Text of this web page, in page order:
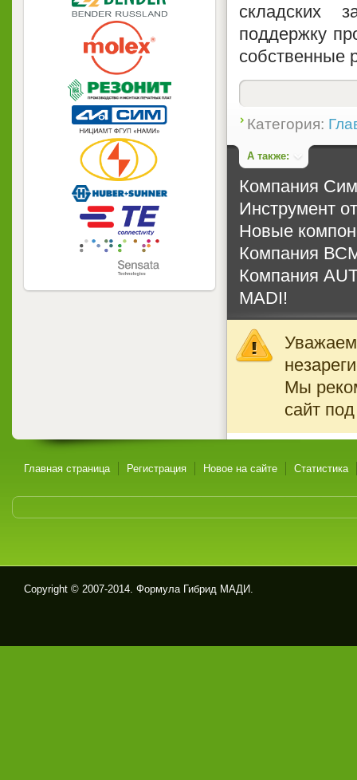
складских
поддержку
собственные
Категория:
А также:
Компания
Инструмент
Новые
Компания
Компания
MADI!
Мы
сайт
Главная страница Регистрация Новое на сайте Статистика
Copyright © 2007-2014. Формула Гибрид МАДИ.